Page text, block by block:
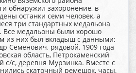
обнаружил захоронение, в
останки семи человек, а
три стандартных медальона
Все медальоны были хорошо
из них был вкладыш с данными:
Семёнович, рядовой, 1909 года
область, Петрокаменский
с/с, деревня Мурзинка. Вместе с
скаточный ремешок, часы,